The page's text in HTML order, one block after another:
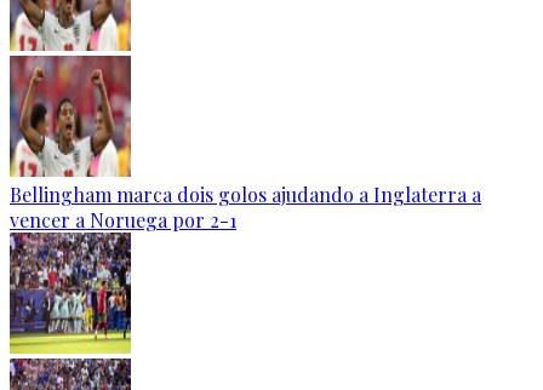
Bellingham marca dois golos ajudando a Inglaterra a
vencer a Noruega por 2-1